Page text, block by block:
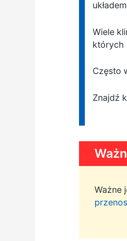
Wiele
których
Często
Znajdź
Ważne